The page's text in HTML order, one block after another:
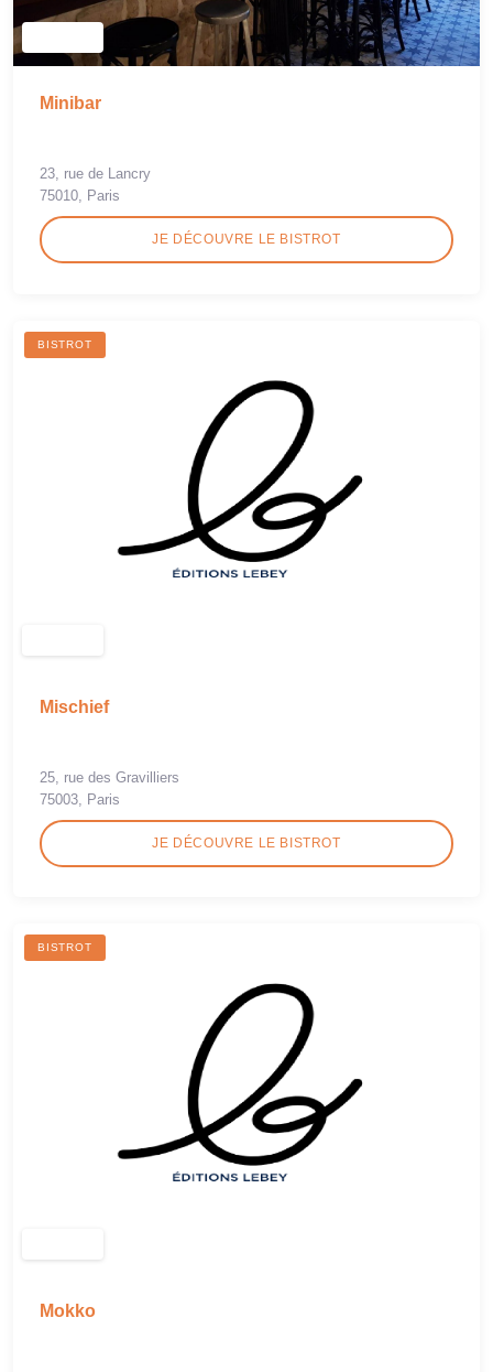
Minibar
23, rue de Lancry
75010, Paris
JE DÉCOUVRE LE BISTROT
BISTROT
Mischief
25, rue des Gravilliers
75003, Paris
JE DÉCOUVRE LE BISTROT
BISTROT
Mokko